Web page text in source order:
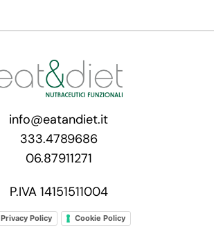
info@eatandiet.it
333.4789686
06.87911271
P.IVA 14151511004
Privacy Policy Cookie Policy